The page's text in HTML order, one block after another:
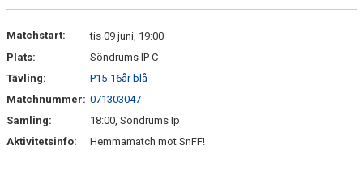
SÖNDRUMS IP
TRYGG I ASTRIO
Matchstart:
tis 09 juni, 19:00
Plats:
Söndrums IP C
Tävling:
P15-16år blå
Matchnummer: 071303047
Samling:
18:00, Söndrums Ip
Aktivitetsinfo:
Hemmamatch mot SnFF!